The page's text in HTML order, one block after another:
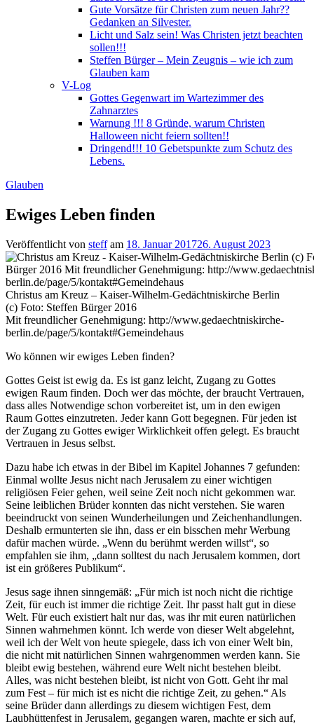
Gute Vorsätze für Christen zum neuen Jahr??
Gedanken an Silvester.
Licht und Salz sein! Was Christen jetzt beachten
sollen!!!
Steffen Bürger – Mein Zeugnis – wie ich zum
Glauben kam
V-Log
Gottes Gegenwart im Wartezimmer des
Zahnarztes
Warnung !!! 8 Gründe, warum Christen
Halloween nicht feiern sollten!!
Dringend!!! 10 Gebetspunkte zum Schutz des
Lebens.
Glauben
Ewiges Leben finden
Veröffentlicht von steffam 18. Januar 201726. August 2023
Christus am Kreuz – Kaiser-Wilhelm-Gedächtniskirche Berlin
(c) Foto: Steffen Bürger 2016
Mit freundlicher Genehmigung: http://www.gedaechtniskirche-
berlin.de/page/5/kontakt#Gemeindehaus
Wo können wir ewiges Leben finden?
Gottes Geist ist ewig da. Es ist ganz leicht, Zugang zu Gottes
ewigen Raum finden. Doch wer das möchte, der braucht Vertrauen,
dass alles Notwendige schon vorbereitet ist, um in den ewigen
Raum Gottes einzutreten. Jeder kann Gott begegnen. Für jeden ist
der Zugang zu Gottes ewiger Wirklichkeit offen gelegt. Es braucht
Vertrauen in Jesus selbst.
Dazu habe ich etwas in der Bibel im Kapitel Johannes 7 gefunden:
Einmal wollte Jesus nicht nach Jerusalem zu einer wichtigen
religiösen Feier gehen, weil seine Zeit noch nicht gekommen war.
Seine leiblichen Brüder konnten das nicht verstehen. Sie waren
beeindruckt von seinen Wunderheilungen und Zeichenhandlungen.
Deshalb ermunterten sie ihn, dass er ein bisschen mehr Werbung
dafür machen würde. „Wenn du berühmt werden willst“, so
empfahlen sie ihm, „dann solltest du nach Jerusalem kommen, dort
ist ein größeres Publikum“.
Jesus sage ihnen sinngemäß: „Für mich ist noch nicht die richtige
Zeit, für euch ist immer die richtige Zeit. Ihr passt halt gut in diese
Welt. Für euch existiert halt nur das, was ihr mit euren natürlichen
Sinnen wahrnehmen könnt. Ich werde von dieser Welt abgelehnt,
weil ich der Welt von heute spiegele, dass ich von einer Welt bin,
die nicht mit natürlichen Sinnen wahrgenommen werden kann. Sie
bleibt ewig bestehen, während eure Welt nicht bestehen bleibt.
Alles, was nicht bestehen bleibt, ist nicht von Gott. Geht ihr mal
zum Fest – für mich ist es nicht die richtige Zeit, zu gehen.“ Als
seine Brüder dann allerdings zu diesem wichtigen Fest, dem
Laubhüttenfest in Jerusalem, gegangen waren, machte er sich auf,